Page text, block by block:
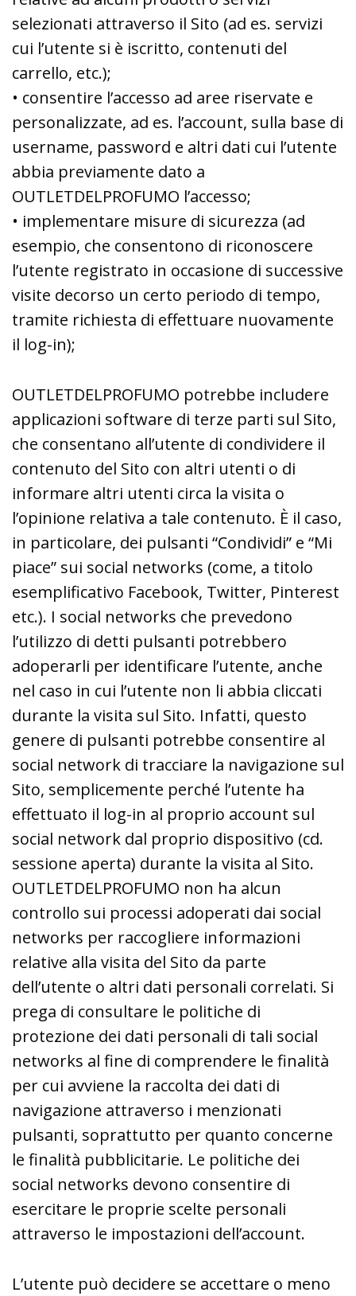
selezionati attraverso il Sito (ad es. servizi
cui l’utente si è iscritto, contenuti del
carrello, etc.);
• consentire l’accesso ad aree riservate e
personalizzate, ad es. l’account, sulla base di
username, password e altri dati cui l’utente
abbia previamente dato a
OUTLETDELPROFUMO l’accesso;
• implementare misure di sicurezza (ad
esempio, che consentono di riconoscere
l’utente registrato in occasione di successive
visite decorso un certo periodo di tempo,
tramite richiesta di effettuare nuovamente
il log-in);
OUTLETDELPROFUMO potrebbe includere
applicazioni software di terze parti sul Sito,
che consentano all’utente di condividere il
contenuto del Sito con altri utenti o di
informare altri utenti circa la visita o
l’opinione relativa a tale contenuto. È il caso,
in particolare, dei pulsanti “Condividi” e “Mi
piace” sui social networks (come, a titolo
esemplificativo Facebook, Twitter, Pinterest
etc.). I social networks che prevedono
l’utilizzo di detti pulsanti potrebbero
adoperarli per identificare l’utente, anche
nel caso in cui l’utente non li abbia cliccati
durante la visita sul Sito. Infatti, questo
genere di pulsanti potrebbe consentire al
social network di tracciare la navigazione sul
Sito, semplicemente perché l’utente ha
effettuato il log-in al proprio account sul
social network dal proprio dispositivo (cd.
sessione aperta) durante la visita al Sito.
OUTLETDELPROFUMO non ha alcun
controllo sui processi adoperati dai social
networks per raccogliere informazioni
relative alla visita del Sito da parte
dell’utente o altri dati personali correlati. Si
prega di consultare le politiche di
protezione dei dati personali di tali social
networks al fine di comprendere le finalità
per cui avviene la raccolta dei dati di
navigazione attraverso i menzionati
pulsanti, soprattutto per quanto concerne
le finalità pubblicitarie. Le politiche dei
social networks devono consentire di
esercitare le proprie scelte personali
attraverso le impostazioni dell’account.
L’utente può decidere se accettare o meno